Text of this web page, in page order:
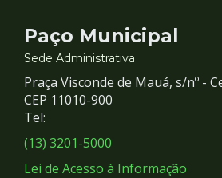
Contato
e
Redes
Sociais
Paço Municipal
Sede Administrativa
Praça Visconde de Mauá, s/nº -
CEP 11010-900
Tel:
(13) 3201-5000
Lei de Acesso à Informação